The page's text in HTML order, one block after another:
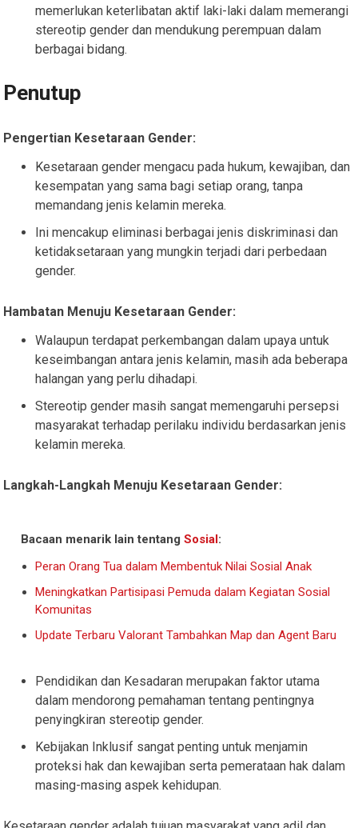
memerlukan keterlibatan aktif laki-laki dalam memerangi
stereotip gender dan mendukung perempuan dalam
berbagai bidang.
Penutup
Pengertian Kesetaraan Gender:
Kesetaraan gender mengacu pada hukum, kewajiban, dan
kesempatan yang sama bagi setiap orang, tanpa
memandang jenis kelamin mereka.
Ini mencakup eliminasi berbagai jenis diskriminasi dan
ketidaksetaraan yang mungkin terjadi dari perbedaan
gender.
Hambatan Menuju Kesetaraan Gender:
Walaupun terdapat perkembangan dalam upaya untuk
keseimbangan antara jenis kelamin, masih ada beberapa
halangan yang perlu dihadapi.
Stereotip gender masih sangat memengaruhi persepsi
masyarakat terhadap perilaku individu berdasarkan jenis
kelamin mereka.
Langkah-Langkah Menuju Kesetaraan Gender:
Bacaan menarik lain tentangSosial:
Peran Orang Tua dalam Membentuk Nilai Sosial Anak
Meningkatkan Partisipasi Pemuda dalam Kegiatan Sosial
Komunitas
Update Terbaru Valorant Tambahkan Map dan Agent Baru
Pendidikan dan Kesadaran merupakan faktor utama
dalam mendorong pemahaman tentang pentingnya
penyingkiran stereotip gender.
Kebijakan Inklusif sangat penting untuk menjamin
proteksi hak dan kewajiban serta pemerataan hak dalam
masing-masing aspek kehidupan.